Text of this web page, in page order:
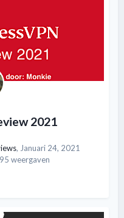
2021
, Januari 24, 2021
weergaven